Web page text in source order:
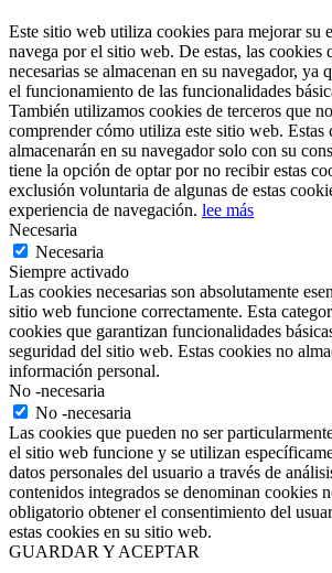
Este sitio web utiliza cookies para mejorar su
navega por el sitio web. De estas, las cookies
necesarias se almacenan en su navegador, ya
el funcionamiento de las funcionalidades
También utilizamos cookies de terceros que
comprender cómo utiliza este sitio web. Estas
almacenarán en su navegador solo con su
tiene la opción de optar por no recibir estas
exclusión voluntaria de algunas de estas
experiencia de navegación. lee más
Necesaria
Necesaria
Siempre activado
Las cookies necesarias son absolutamente
sitio web funcione correctamente. Esta
cookies que garantizan funcionalidades
seguridad del sitio web. Estas cookies no
información personal.
No -necesaria
No -necesaria
Las cookies que pueden no ser
el sitio web funcione y se utilizan
datos personales del usuario a través de
contenidos integrados se denominan cookies
obligatorio obtener el consentimiento del
estas cookies en su sitio web.
GUARDAR Y ACEPTAR